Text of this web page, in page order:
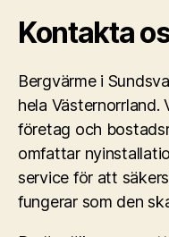
Kontakta
Bergvärme i
hela Västernorrland.
företag och
omfattar
service för att
fungerar som den